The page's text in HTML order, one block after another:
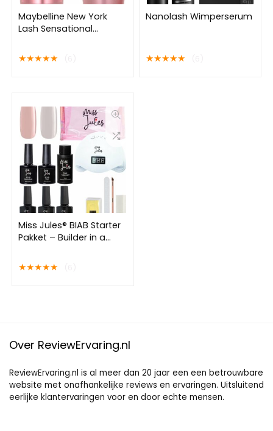
Maybelline New York
Lash Sensational
Volume Mascara
★★★★★
Nanolash Wimperserum
★★★★★
Miss Jules® BIAB Starter
Pakket – Builder in a
Builder Gel – BIAB
Nagellak Starterset –
★★★★★
Over ReviewErvaring.nl
ReviewErvaring.nl is al meer dan 20 jaar een een betrouwbare
website met onafhankelijke reviews en ervaringen. Uitsluitend
eerlijke klantervaringen voor en door echte mensen.